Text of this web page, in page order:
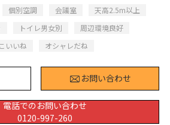
個別空調 会議室
天高2.5m以上
トイレ男女別
周辺環境良好
いいね オシャレだね
お問い合わせ
電話でのお問い合わせ
0120-997-260